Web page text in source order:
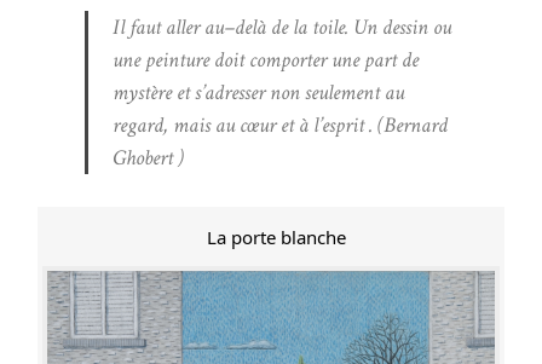
Il faut aller au–delà de la toile. Un dessin ou
une peinture doit comporter une part de
mystère et s’adresser non seulement au
regard, mais au cœur et à l’esprit . (Bernard
Ghobert )
La porte blanche